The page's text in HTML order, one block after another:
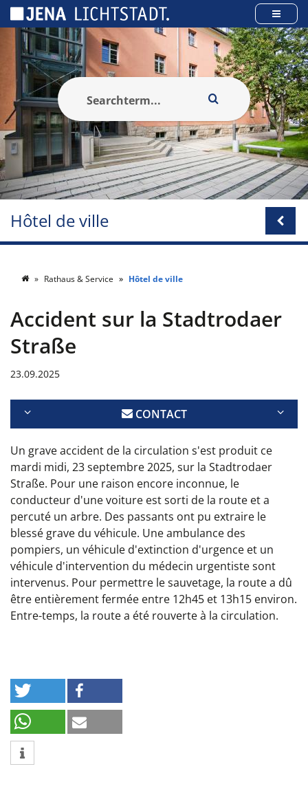
Hôtel de ville
Rathaus & Service Hôtel de ville
Accident sur la Stadtrodaer
Straße
23.09.2025
CONTACT
Un grave accident de la circulation s'est produit ce
mardi midi, 23 septembre 2025, sur la Stadtrodaer
Straße. Pour une raison encore inconnue, le
conducteur d'une voiture est sorti de la route et a
percuté un arbre. Des passants ont pu extraire le
blessé grave du véhicule. Une ambulance des
pompiers, un véhicule d'extinction d'urgence et un
véhicule d'intervention du médecin urgentiste sont
intervenus. Pour permettre le sauvetage, la route a dû
être entièrement fermée entre 12h45 et 13h15 environ.
Entre-temps, la route a été rouverte à la circulation.
Panneau de gestion des cookies